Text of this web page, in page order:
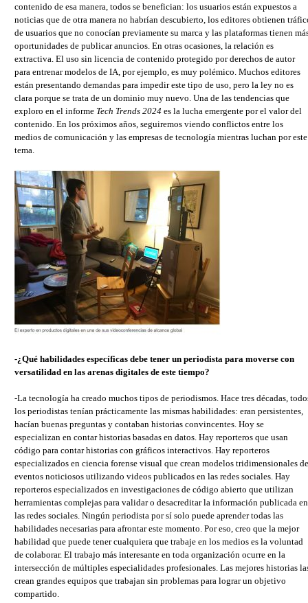
contenido de esa manera, todos se benefician: los usuarios están expuestos a
noticias que de otra manera no habrían descubierto, los editores obtienen
de usuarios que no conocían previamente su marca y las plataformas tienen
oportunidades de publicar anuncios. En otras ocasiones, la relación es
extractiva. El uso sin licencia de contenido protegido por derechos de autor
para entrenar modelos de IA, por ejemplo, es muy polémico. Muchos editores
están presentando demandas para impedir este tipo de uso, pero la ley no es
clara porque se trata de un dominio muy nuevo. Una de las tendencias que
exploro en el informe Tech Trends 2024 es la lucha emergente por el valor del
contenido. En los próximos años, seguiremos viendo conflictos entre los
medios de comunicación y las empresas de tecnología mientras luchan por este
tema.
-¿Qué habilidades específicas debe tener un periodista para moverse con
versatilidad en las arenas digitales de este tiempo?
-La tecnología ha creado muchos tipos de periodismos. Hace tres décadas,
los periodistas tenían prácticamente las mismas habilidades: eran persistentes,
hacían buenas preguntas y contaban historias convincentes. Hoy se
especializan en contar historias basadas en datos. Hay reporteros que usan
código para contar historias con gráficos interactivos. Hay reporteros
especializados en ciencia forense visual que crean modelos tridimensionales de
eventos noticiosos utilizando videos publicados en las redes sociales. Hay
reporteros especializados en investigaciones de código abierto que utilizan
herramientas complejas para validar o desacreditar la información publicada en
las redes sociales. Ningún periodista por sí solo puede aprender todas las
habilidades necesarias para afrontar este momento. Por eso, creo que la mejor
habilidad que puede tener cualquiera que trabaje en los medios es la voluntad
de colaborar. El trabajo más interesante en toda organización ocurre en la
intersección de múltiples especialidades profesionales. Las mejores historias
crean grandes equipos que trabajan sin problemas para lograr un objetivo
compartido.